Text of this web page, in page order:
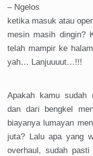
– Ngelos
ketika masuk atau
mesin masih dingin?
telah mampir ke
yah… Lanjuuuut…!!!
Apakah kamu sudah
dan dari bengkel
biayanya lumayan
juta? Lalu apa yang
overhaul, sudah